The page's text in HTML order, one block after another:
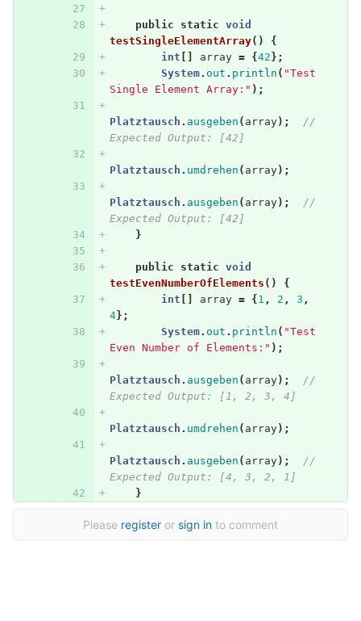
public static void
testSingleElementArray()
{
int
array = { 42 };
System. out . println ( "Test
Single Element Array:" );
Platztausch . ausgeben ( array);
//
Expected Output: [42]
Platztausch . umdrehen ( array);
Platztausch . ausgeben ( array);
//
Expected Output: [42]
}
public static void
testEvenNumberOfElements ()
{
int
array = { 1 , 2 , 3 ,
4};
System. out . println ( "Test
Even Number of Elements:" );
Platztausch . ausgeben ( array);
//
Expected Output: [1, 2, 3, 4]
Platztausch . umdrehen ( array);
Platztausch . ausgeben ( array);
//
Expected Output: [4, 3, 2, 1]
}
Please register or sign in to comment